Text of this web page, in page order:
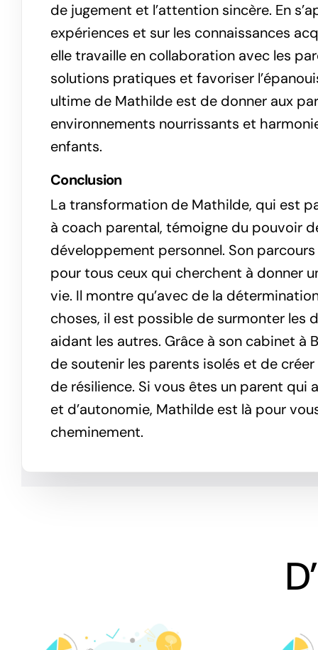
de jugement et l’attention sincère. En
expériences et sur les connaissances
elle travaille en collaboration avec les
solutions pratiques et favoriser
ultime de Mathilde est de donner aux
environnements nourrissants et
enfants.
Conclusion
La transformation de Mathilde, qui est
à coach parental, témoigne du pouvoir
développement personnel. Son
pour tous ceux qui cherchent à donner
vie. Il montre qu’avec de la
choses, il est possible de surmonter les
aidant les autres. Grâce à son cabinet à
de soutenir les parents isolés et de
de résilience. Si vous êtes un parent qui
et d’autonomie, Mathilde est là pour
cheminement.